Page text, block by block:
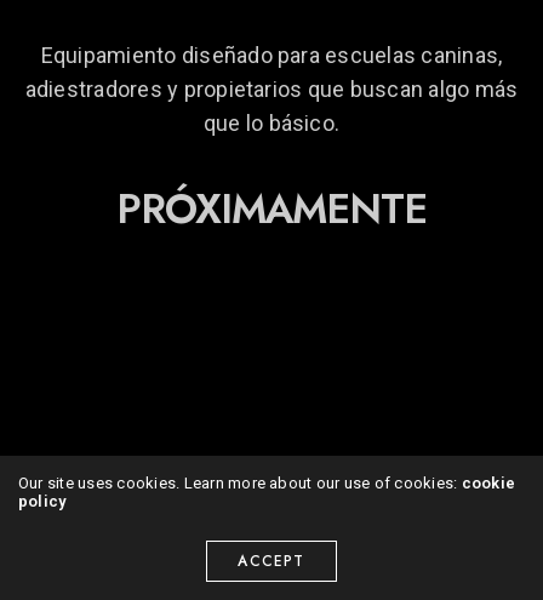
Equipamiento diseñado para escuelas caninas,
adiestradores y propietarios que buscan algo más
que lo básico.
PRÓXIMAMENTE
Our site uses cookies. Learn more about our use of cookies: cookie
policy
ACCEPT